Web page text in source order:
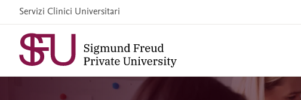
content
Servizi Clinici Universitari